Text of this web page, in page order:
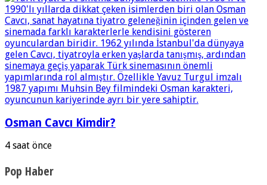
Osman Cavcı Kimdir?
4 saat önce
Pop Haber